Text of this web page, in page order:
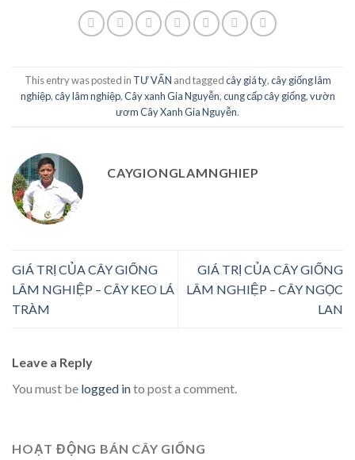
This entry was posted in TƯ VẤN and taggedcây giá tỵ,cây giống lâm
nghiệp,cây lâm nghiệp,Cây xanh Gia Nguyễn,cung cấp cây giống,vườn
ươm Cây Xanh Gia Nguyễn.
CAYGIONGLAMNGHIEP
GIÁ TRỊ CỦA CÂY GIỐNG
LÂM NGHIỆP – CÂY KEO LÁ
TRÀM
GIÁ TRỊ CỦA CÂY GIỐNG
LÂM NGHIỆP – CÂY NGỌC
LAN
Leave a Reply
You must be logged into post a comment.
HOẠT ĐỘNG BÁN CÂY GIỐNG